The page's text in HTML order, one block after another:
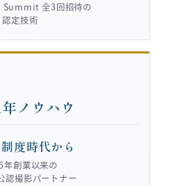
全3回招待の
認定技術
ノウハウ
度時代から
年創業以来の
撮影パートナー